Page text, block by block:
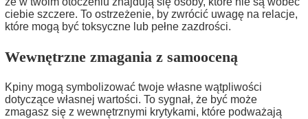
ciebie szczere. To ostrzeżenie, by zwrócić uwagę na relacje,
które mogą być toksyczne lub pełne zazdrości.
Wewnętrzne zmagania z samooceną
Kpiny mogą symbolizować twoje własne wątpliwości
dotyczące własnej wartości. To sygnał, że być może
zmagasz się z wewnętrznymi krytykami, które podważają